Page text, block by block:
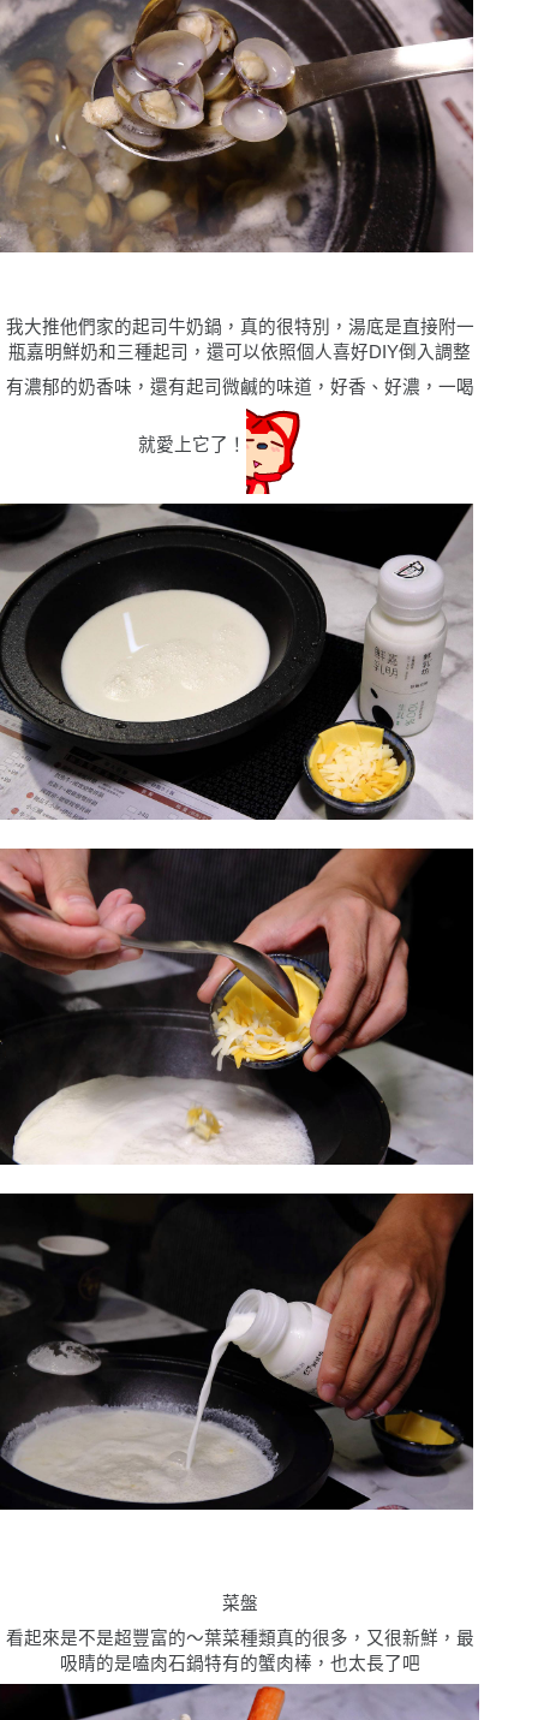
我大推他們家的起司牛奶鍋，真的很特別，湯底是直接附一
瓶嘉明鮮奶和三種起司，還可以依照個人喜好DIY倒入調整
有濃郁的奶香味，還有起司微鹹的味道，好香、好濃，一喝
就愛上它了！
菜盤
看起來是不是超豐富的〜葉菜種類真的很多，又很新鮮，最
吸睛的是嗑肉石鍋特有的蟹肉棒，也太長了吧